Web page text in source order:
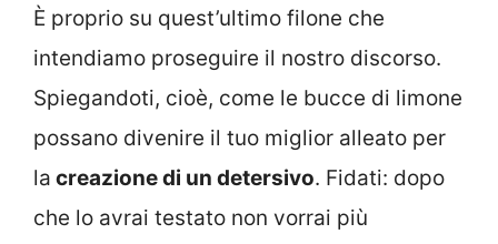
È proprio su quest’ultimo filone che
intendiamo proseguire il nostro discorso.
Spiegandoti, cioè, come le bucce di limone
possano divenire il tuo miglior alleato per
la creazione di un detersivo. Fidati: dopo
che lo avrai testato non vorrai più